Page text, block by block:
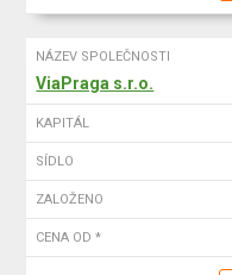
NÁZEV SPOLEČNOSTI
ViaPraga s.r.o.
KAPITÁL
SÍDLO
ZALOŽENO
CENA OD *